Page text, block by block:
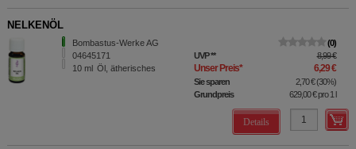
NELKENÖL
Bombastus-Werke AG
04645171
10 ml Öl, ätherisches
0
UVP** 8,99 €
Unser Preis* 6,29 €
Sie sparen 2,70 €(30%)
Grundpreis
629,00 €pro 1 l
Details